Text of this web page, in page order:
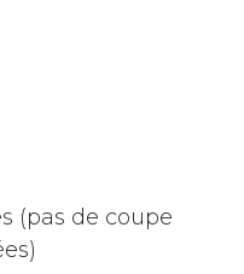
(pas de coupe